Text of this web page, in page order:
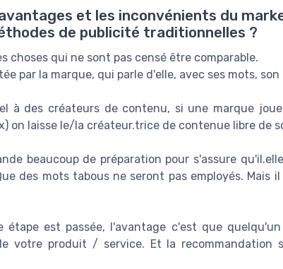
et les inconvénients du
de publicité traditionnelles ?
choses qui ne sont pas censé être comparable.
par la marque, qui parle d'elle, avec ses mots,
à des créateurs de contenu, si une marque
on laisse le/la créateur.trice de contenue libre de
beaucoup de préparation pour s'assure
des mots tabous ne seront pas employés.
étape est passée, l'avantage c'est que
votre produit / service. Et la